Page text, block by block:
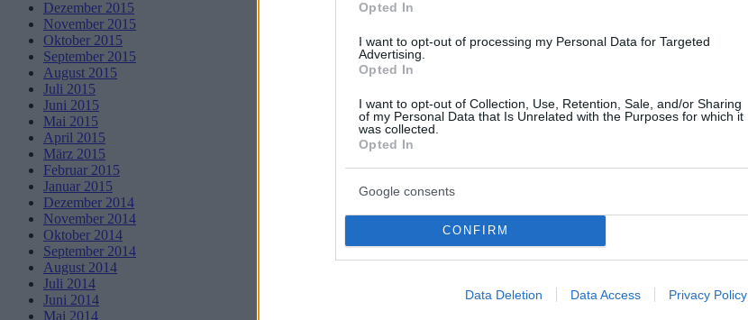
Opted In
I want to opt-out of processing my Personal Data for Targeted
Advertising.
Opted In
I want to opt-out of Collection, Use, Retention, Sale, and/or Sharing
of my Personal Data that Is Unrelated with the Purposes for which it
was collected.
Opted In
Google consents
CONFIRM
Data Deletion Data Access Privacy Policy
Dezember 2015
November 2015
Oktober 2015
September 2015
August 2015
Juli 2015
Juni 2015
Mai 2015
April 2015
März 2015
Februar 2015
Januar 2015
Dezember 2014
November 2014
Oktober 2014
September 2014
August 2014
Juli 2014
Juni 2014
Mai 2014